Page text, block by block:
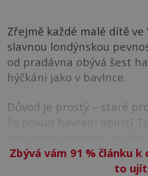
Zřejmě každé malé dítě
slavnou londýnskou
od pradávna obývá šest
hýčkáni jako v bavlnce.
Důvod je prostý – staré
že pokud havrani opustí
Zbývá vám 91 %článku k
to